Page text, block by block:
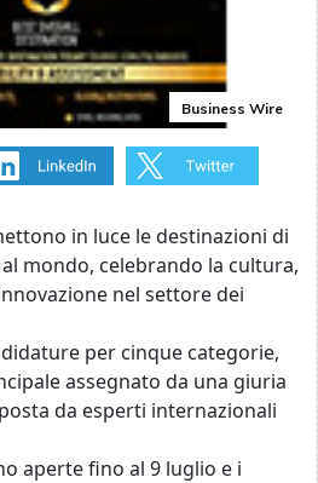
Business Wire
in luce le destinazioni di
mondo, celebrando la cultura,
nel settore dei
per cinque categorie,
assegnato da una giuria
da esperti internazionali
aperte fino al 9 luglio e i